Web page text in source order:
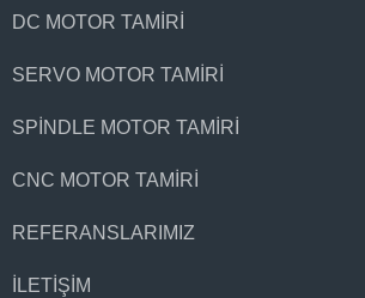
DC MOTOR TAMIRI
SERVO MOTOR TAMIRI
SPINDLE MOTOR TAMIRI
CNC MOTOR TAMIRI
REFERANSLARIMIZ
İLETIŞIM